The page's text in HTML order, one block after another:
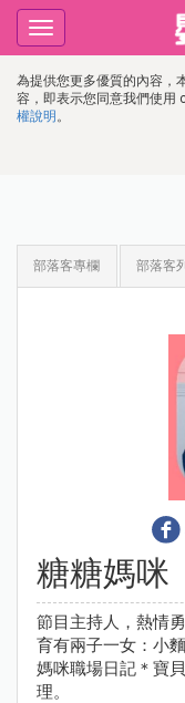
為提供您更多優質的內容，
容，即表示您同意我們使用
權說明 。
Toggle
navigation
部落客專欄 部落客
糖糖媽咪
節目主持人，熱情
育有兩子一女：小
媽咪職場日記＊寶
理。